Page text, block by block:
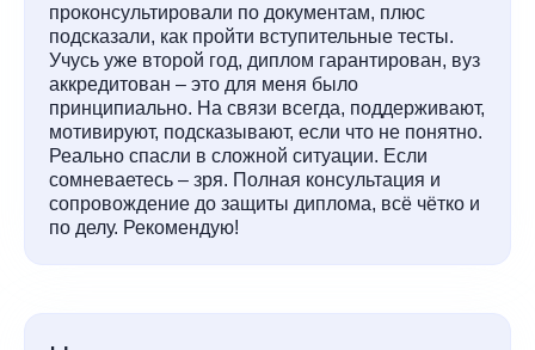
проконсультировали по документам, плюс
подсказали, как пройти вступительные тесты.
Учусь уже второй год, диплом гарантирован, вуз
аккредитован – это для меня было
принципиально. На связи всегда, поддерживают,
мотивируют, подсказывают, если что не понятно.
Реально спасли в сложной ситуации. Если
сомневаетесь – зря. Полная консультация и
сопровождение до защиты диплома, всё чётко и
по делу. Рекомендую!